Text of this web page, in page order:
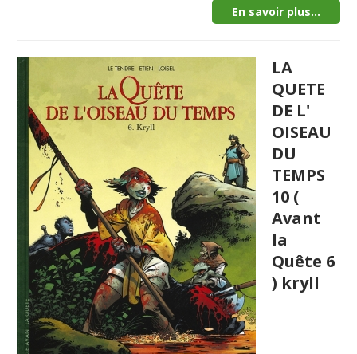
En savoir plus...
LA
QUETE
DE L'
OISEAU
DU
TEMPS
10 (
Avant
la
Quête 6
) kryll